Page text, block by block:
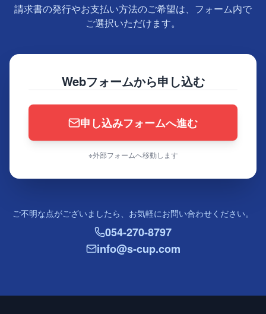
請求書の発行やお支払い方法のご希望は、フォーム内で
ご選択いただけます。
Webフォームから申し込む
申し込みフォームへ進む
※外部フォームへ移動します
ご不明な点がございましたら、お気軽にお問い合わせください。
054-270-8797
info@s-cup.com